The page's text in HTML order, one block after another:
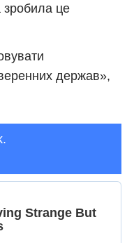
зробила це
держав»,